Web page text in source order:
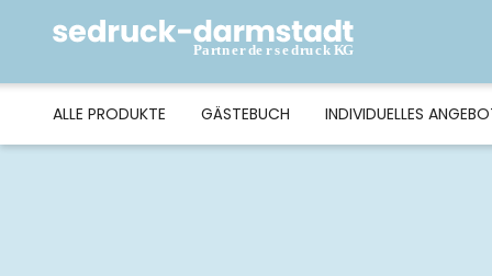
ALLE PRODUKTE GÄSTEBUCH INDIVIDUELLES